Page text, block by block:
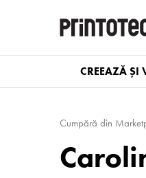
CREEAZĂ ȘI
Cumpără din